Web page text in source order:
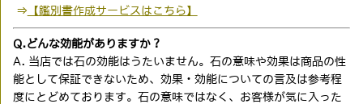
⇒ 【鑑別書作成サービスはこちら】
Q.どんな効能がありますか？
A. 当店では石の効能はうたいません。石の意味や効果は商品の性
能として保証できないため、効果・効能についての言及は参考程
度にとどめております。石の意味ではなく、お客様が気に入った